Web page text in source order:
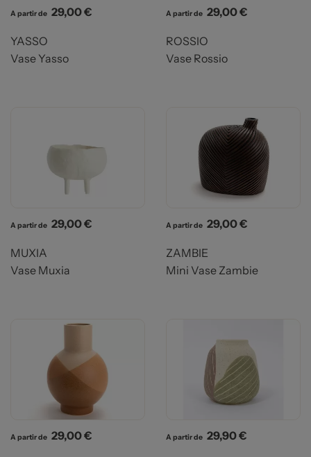
A partir de Prix
29,00 €
YASSO
Vase Yasso
A partir de Prix
29,00 €
ROSSIO
Vase Rossio
A partir de Prix
29,00 €
MUXIA
Vase Muxia
A partir de Prix
29,00 €
ZAMBIE
Mini Vase Zambie
A partir de Prix
29,00 € A partir de Prix
29,90 €